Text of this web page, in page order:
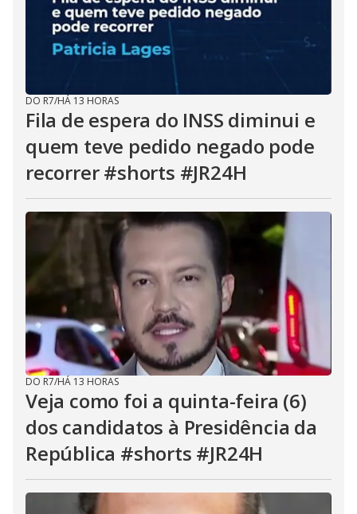
DO R7/HÁ 13 HORAS
Fila de espera do INSS diminui e
quem teve pedido negado pode
recorrer #shorts #JR24H
DO R7/HÁ 13 HORAS
Veja como foi a quinta-feira (6)
dos candidatos à Presidência da
República #shorts #JR24H